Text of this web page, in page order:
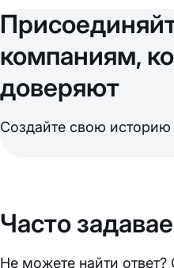
компаниям,
доверяют
Создайте свою историю
Часто
Не можете найти